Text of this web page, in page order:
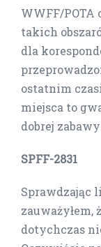
WWFF/POTA
takich
dla
ostatnim
miejsca to
dobrej
SPFF-2831
Sprawdzając
zauważyłem,
dotychczas